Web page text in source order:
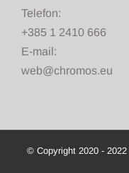
Telefon:
+385 1 2410 666
E-mail:
web@chromos.eu
© Copyright 2020 - 2022